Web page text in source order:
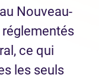
Nouveau-
ce qui
les seuls